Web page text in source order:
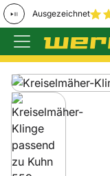
Ausgezeichnet
Zum
Produktgalerie
Zur